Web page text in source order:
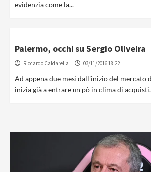
evidenzia come la...
Palermo, occhi su Sergio Oliveira
Riccardo Caldarella 03/11/2016 18:22
Ad appena due mesi dall'inizio del mercato
inizia già a entrare un pò in clima di